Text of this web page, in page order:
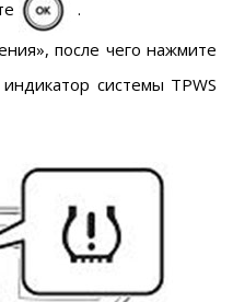
.
после чего нажмите
индикатор системы TPWS